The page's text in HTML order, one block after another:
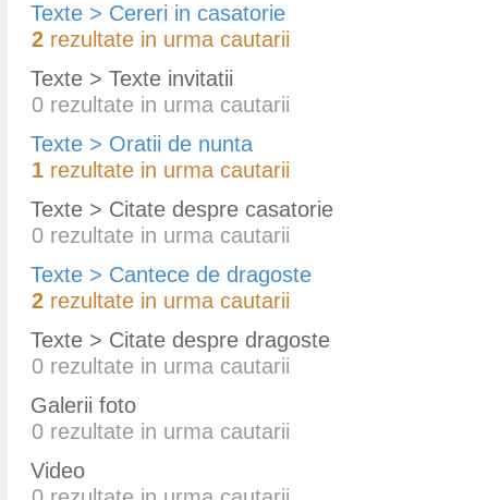
Texte > Cereri in casatorie
2 rezultate in urma cautarii
Texte > Texte invitatii
0 rezultate in urma cautarii
Texte > Oratii de nunta
1 rezultate in urma cautarii
Texte > Citate despre casatorie
0 rezultate in urma cautarii
Texte > Cantece de dragoste
2 rezultate in urma cautarii
Texte > Citate despre dragoste
0 rezultate in urma cautarii
Galerii foto
0 rezultate in urma cautarii
Video